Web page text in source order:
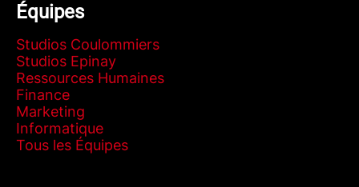
Équipes
Studios Coulommiers
Studios Epinay
Ressources Humaines
Finance
Marketing
Informatique
Tous les Équipes